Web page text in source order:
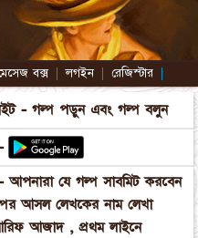
বক্স | লগইন | রেজিস্টার |
- গল্প পড়ুন এবং গল্প বলুন
- আপনারা যে গল্প সাবমিট করবেন
আসল লেখকের নাম লেখা
আজাদ , প্রথম লাইনে